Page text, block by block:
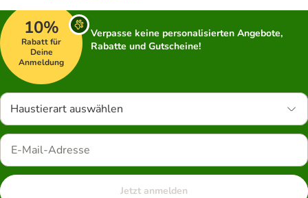
10%
Rabatt für
Deine
Anmeldung
Verpasse keine personalisierten Angebote,
Rabatte und Gutscheine!
Haustierart auswählen
Jetzt anmelden